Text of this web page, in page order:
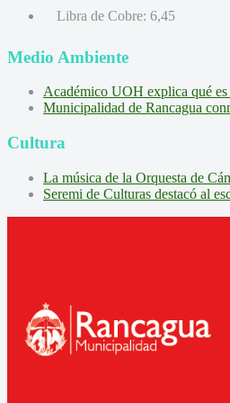
Libra de Cobre: 6,45
Medio Ambiente
Académico UOH explica qué es
Municipalidad de Rancagua
Cultura
La música de la Orquesta de
Seremi de Culturas destacó al